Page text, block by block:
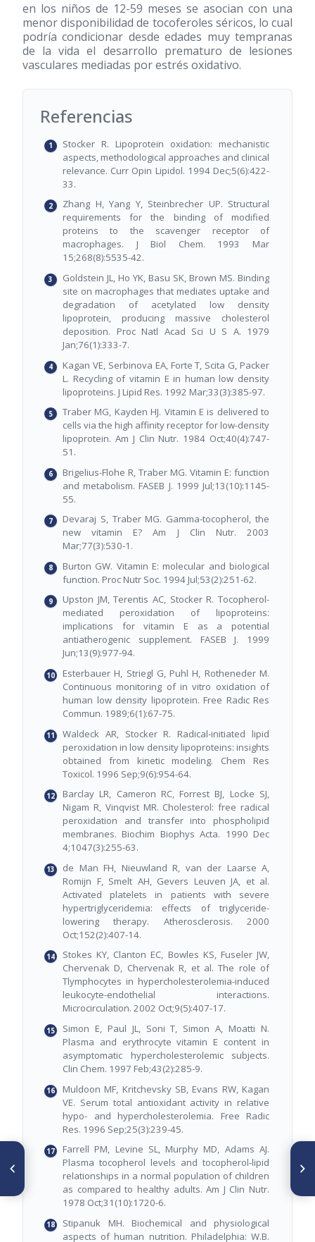
en los niños de 12-59 meses se asocian con una
menor disponibilidad de tocoferoles séricos, lo cual
podría condicionar desde edades muy tempranas
de la vida el desarrollo prematuro de lesiones
vasculares mediadas por estrés oxidativo.
Referencias
Stocker R. Lipoprotein oxidation: mechanistic
aspects, methodological approaches and clinical
relevance. Curr Opin Lipidol. 1994 Dec;5(6):422-
33.
Zhang H, Yang Y, Steinbrecher UP. Structural
requirements for the binding of modified
proteins to the scavenger receptor of
macrophages. J Biol Chem. 1993 Mar
15;268(8):5535-42.
Goldstein JL, Ho YK, Basu SK, Brown MS. Binding
site on macrophages that mediates uptake and
degradation of acetylated low density
lipoprotein, producing massive cholesterol
deposition. Proc Natl Acad Sci U S A. 1979
Jan;76(1):333-7.
Kagan VE, Serbinova EA, Forte T, Scita G, Packer
L. Recycling of vitamin E in human low density
lipoproteins. J Lipid Res. 1992 Mar;33(3):385-97.
Traber MG, Kayden HJ. Vitamin E is delivered to
cells via the high affinity receptor for low-density
lipoprotein. Am J Clin Nutr. 1984 Oct;40(4):747-
51.
Brigelius-Flohe R, Traber MG. Vitamin E: function
and metabolism. FASEB J. 1999 Jul;13(10):1145-
55.
Devaraj S, Traber MG. Gamma-tocopherol, the
new vitamin E? Am J Clin Nutr. 2003
Mar;77(3):530-1.
Burton GW. Vitamin E: molecular and biological
function. Proc Nutr Soc. 1994 Jul;53(2):251-62.
Upston JM, Terentis AC, Stocker R. Tocopherol-
mediated peroxidation of lipoproteins:
implications for vitamin E as a potential
antiatherogenic supplement. FASEB J. 1999
Jun;13(9):977-94.
Esterbauer H, Striegl G, Puhl H, Rotheneder M.
Continuous monitoring of in vitro oxidation of
human low density lipoprotein. Free Radic Res
Commun. 1989;6(1):67-75.
Waldeck AR, Stocker R. Radical-initiated lipid
peroxidation in low density lipoproteins: insights
obtained from kinetic modeling. Chem Res
Toxicol. 1996 Sep;9(6):954-64.
Barclay LR, Cameron RC, Forrest BJ, Locke SJ,
Nigam R, Vinqvist MR. Cholesterol: free radical
peroxidation and transfer into phospholipid
membranes. Biochim Biophys Acta. 1990 Dec
4;1047(3):255-63.
de Man FH, Nieuwland R, van der Laarse A,
Romijn F, Smelt AH, Gevers Leuven JA, et al.
Activated platelets in patients with severe
hypertriglyceridemia: effects of triglyceride-
lowering therapy. Atherosclerosis. 2000
Oct;152(2):407-14.
Stokes KY, Clanton EC, Bowles KS, Fuseler JW,
Chervenak D, Chervenak R, et al. The role of
Tlymphocytes in hypercholesterolemia-induced
leukocyte-endothelial interactions.
Microcirculation. 2002 Oct;9(5):407-17.
Simon E, Paul JL, Soni T, Simon A, Moatti N.
Plasma and erythrocyte vitamin E content in
asymptomatic hypercholesterolemic subjects.
Clin Chem. 1997 Feb;43(2):285-9.
Muldoon MF, Kritchevsky SB, Evans RW, Kagan
VE. Serum total antioxidant activity in relative
hypo- and hypercholesterolemia. Free Radic
Res. 1996 Sep;25(3):239-45.
Farrell PM, Levine SL, Murphy MD, Adams AJ.
Plasma tocopherol levels and tocopherol-lipid
relationships in a normal population of children
as compared to healthy adults. Am J Clin Nutr.
1978 Oct;31(10):1720-6.
Stipanuk MH. Biochemical and physiological
aspects of human nutrition. Philadelphia: W.B.
ARTÍCULO ANTERIOR
Nueva clasificación de las
causas de mortalidad de
origen nutricional por el
método Delphi
SIGUIENTE ARTÍCULO
Heat-treated hull flour does
not affect iron bioavailability in
rats